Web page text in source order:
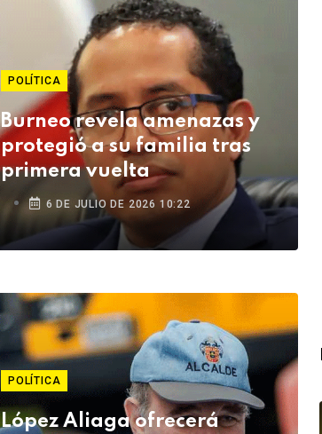
POLÍTICA
Burneo revela amenazas y
protegió a su familia tras
primera vuelta
6 DE JULIO DE 2026 10:22
POLÍTICA
López Aliaga ofrecerá